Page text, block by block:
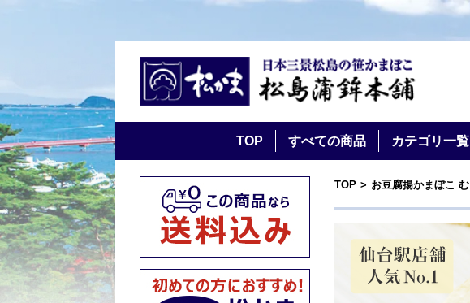
TOP すべての商品 カテゴリ一覧
TOP お豆腐揚かまぼこ む